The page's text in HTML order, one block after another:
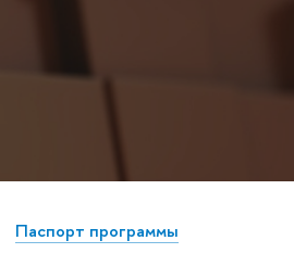
Паспорт программы